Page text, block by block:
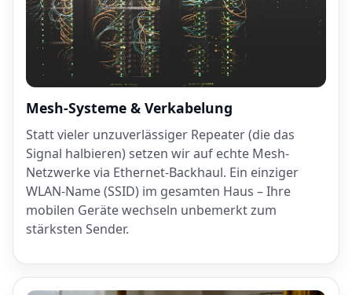
Mesh-Systeme & Verkabelung
Statt vieler unzuverlässiger Repeater (die das
Signal halbieren) setzen wir auf echte Mesh-
Netzwerke via Ethernet-Backhaul. Ein einziger
WLAN-Name (SSID) im gesamten Haus – Ihre
mobilen Geräte wechseln unbemerkt zum
stärksten Sender.